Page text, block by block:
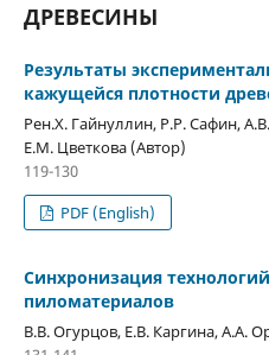
ДРЕВЕСИНЫ
Результаты
кажущейся плотности
Рен.Х. Гайнуллин, Р.Р. Сафин,
Е.М. Цветкова (Автор)
119-130
PDF (English)
Синхронизация
пиломатериалов
В.В. Огурцов, Е.В. Каргина, А.А.